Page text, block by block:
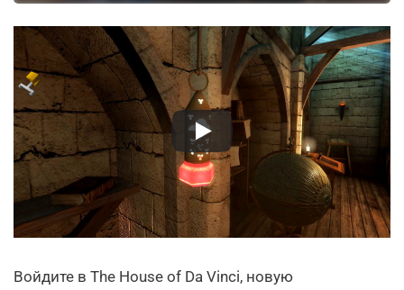
Войдите в The House of Da Vinci, новую